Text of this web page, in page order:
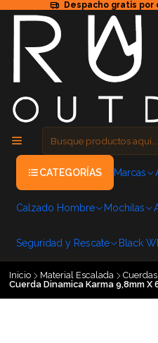
Despacho gratis por
CATEGORÍAS Marcas
Calzado Hombre Mochilas
Seguridad y Rescate Black
Inicio Material Escalada
Cuerda Dinamica Karma 9,8mm X